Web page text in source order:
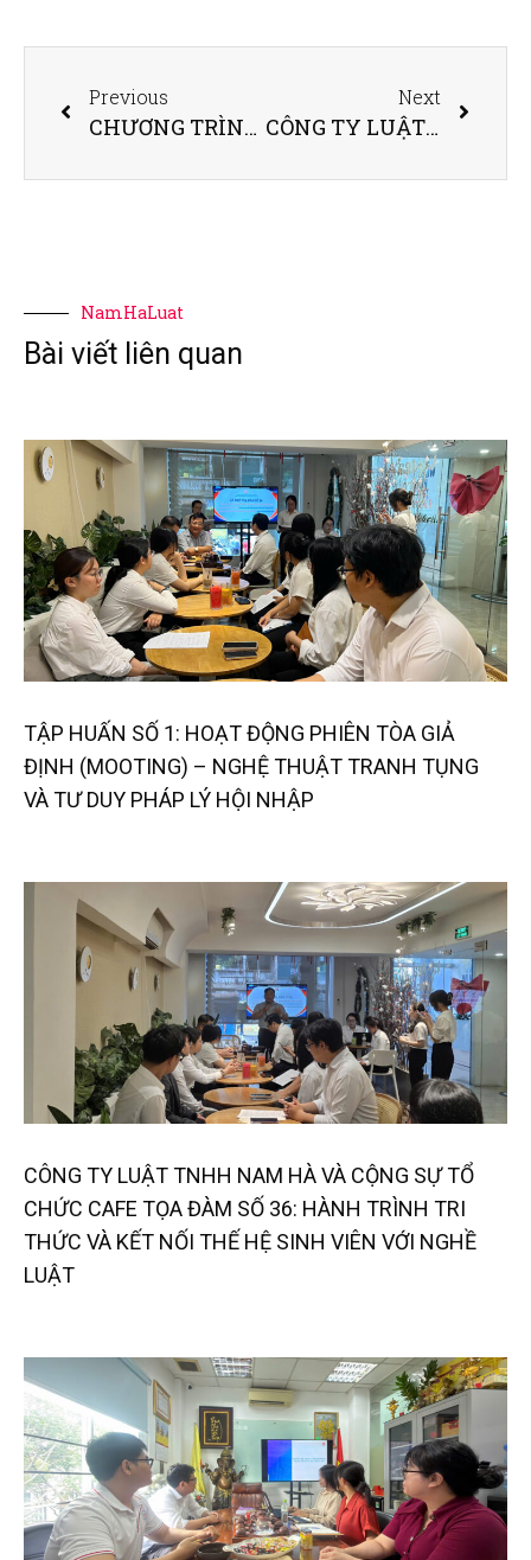
Previous
CHƯƠNG TRÌNH TẬP HUẤN NỘI BỘ T10/2024 – “KỸ NĂNG SỬ DỤNG MINDMAP ỨNG DỤNG TRONG HÀNH NGHỀ LUẬT”
Next
CÔNG TY LUẬT NAM HÀ TỔ CHỨC CHUỖI HOẠT ĐỘNG TƯ VẤN PHÁP LUẬT MIỄN PHÍ CHÀO MỪNG NGÀY TRUYỀN THỐNG LUẬT SƯ 10/10 VÀ HƯỞNG ỨNG NGÀY PHÁP LUẬT VIỆT NAM 09/11
NamHaLuat
Bài viết liên quan
TẬP HUẤN SỐ 1: HOẠT ĐỘNG PHIÊN TÒA GIẢ
ĐỊNH (MOOTING) – NGHỆ THUẬT TRANH TỤNG
VÀ TƯ DUY PHÁP LÝ HỘI NHẬP
CÔNG TY LUẬT TNHH NAM HÀ VÀ CỘNG SỰ TỔ
CHỨC CAFE TỌA ĐÀM SỐ 36: HÀNH TRÌNH TRI
THỨC VÀ KẾT NỐI THẾ HỆ SINH VIÊN VỚI NGHỀ
LUẬT